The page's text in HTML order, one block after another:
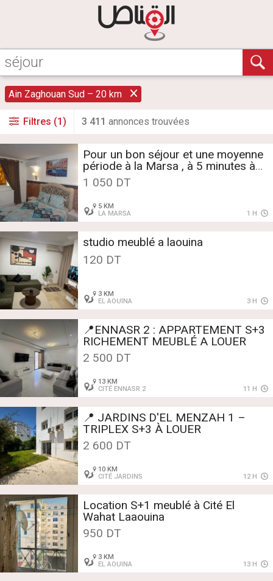
Ain Zaghouan Sud – 20 km
Filtres (1) 3 411 annonces trouvées
Pour un bon séjour et une moyenne
période à la Marsa , à 5 minutes à
pied pour la plage , loue un joli S+1
entièrement meublées , loyer : 1050
d / semaine tous les charges inclus
, tél : 29 318 386
1 050 DT
5 KM
LA MARSA
1 H
studio meublé a laouina
120 DT
3 KM
EL AOUINA
3 H
📍ENNASR 2 : APPARTEMENT S+3
RICHEMENT MEUBLÉ A LOUER
2 500 DT
13 KM
CITÉ ENNASR 2
11 H
📍 JARDINS D'EL MENZAH 1 –
TRIPLEX S+3 À LOUER
2 600 DT
10 KM
CITÉ JARDINS
12 H
Location S+1 meublé à Cité El
Wahat Laaouina
950 DT
3 KM
EL AOUINA
13 H